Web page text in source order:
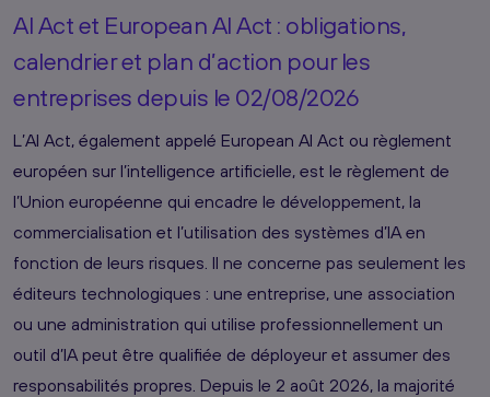
AI Act et European AI Act : obligations,
calendrier et plan d’action pour les
entreprises depuis le 02/08/2026
L’AI Act, également appelé European AI Act ou règlement
européen sur l’intelligence artificielle, est le règlement de
l’Union européenne qui encadre le développement, la
commercialisation et l’utilisation des systèmes d’IA en
fonction de leurs risques. Il ne concerne pas seulement les
éditeurs technologiques : une entreprise, une association
ou une administration qui utilise professionnellement un
outil d’IA peut être qualifiée de déployeur et assumer des
responsabilités propres. Depuis le 2 août 2026, la majorité